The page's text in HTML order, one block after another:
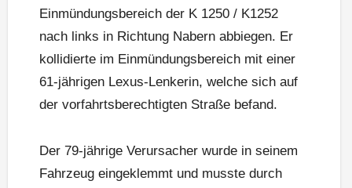
Einmündungsbereich der K 1250 / K1252
nach links in Richtung Nabern abbiegen. Er
kollidierte im Einmündungsbereich mit einer
61-jährigen Lexus-Lenkerin, welche sich auf
der vorfahrtsberechtigten Straße befand.
Der 79-jährige Verursacher wurde in seinem
Fahrzeug eingeklemmt und musste durch